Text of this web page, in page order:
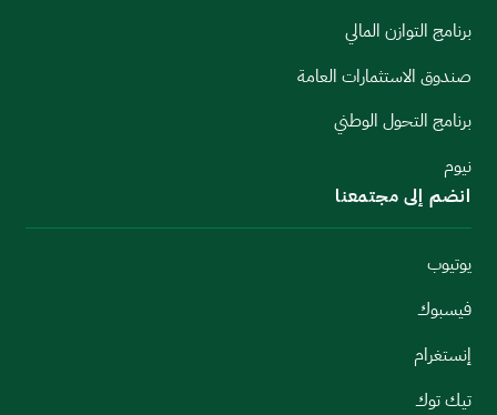
برنامج التوازن المالي
صندوق الاستثمارات العامة
برنامج التحول الوطني
نيوم
انضم إلى مجتمعنا
يوتيوب
فيسبوك
إنستغرام
تيك توك